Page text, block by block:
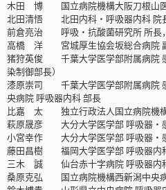
木田 博 国立病院機構大阪刀根山医
北田清悟 北田内科・呼吸器内科 院
前倉亮治 呼吸・抗酸菌研究所 所長
高橋 洋 宮城厚生協会坂総合病院
猪狩英俊 千葉大学医学部附属病院
染制御部長）
漆原崇司 千葉大学医学部附属病院
央病院 呼吸器内科 部長
比嘉 太 独立行政法人国立病院機構
萩原晟彦 大分大学医学部 呼吸器・
小宮幸作 大分大学医学部 呼吸器・
藤田昌樹 福岡大学医学部 呼吸器内
三木 誠 仙台赤十字病院 呼吸器内
桑原克弘 国立病院機構西新潟中央